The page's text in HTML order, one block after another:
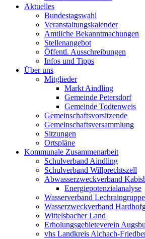
Aktuelles
Bundestagswahl
Veranstaltungskalender
Amtliche Bekanntmachungen
Stellenangebot
Öffentl. Ausschreibungen
Infos und Tipps
Über uns
Mitglieder
Markt Aindling
Gemeinde Petersdorf
Gemeinde Todtenweis
Gemeinschaftsvorsitzende
Gemeinschaftsversammlung
Sitzungen
Ortspläne
Kommunale Zusammenarbeit
Schulverband Aindling
Schulverband Willprechtszell
Abwasserzweckverband
Energiepotenzialanalyse
Wasserverband Lechraingruppe
Wasserzweckverband
Wittelsbacher Land
Erholungsgebieteverein
vhs Landkreis Aichach-